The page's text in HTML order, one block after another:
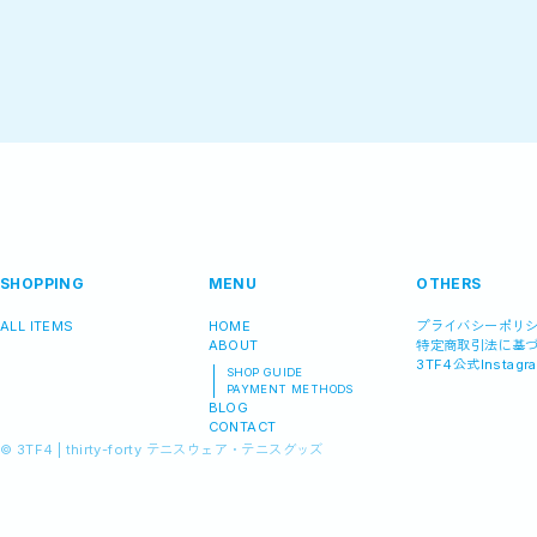
SHOPPING
ALL ITEMS
MENU
HOME
ABOUT
SHOP GUIDE
PAYMENT METHODS
BLOG
CONTACT
OTHERS
プライバシーポリ
特定商取引法に基
3TF4公式
©︎ 3TF4 | thirty-forty テニスウェア・テニスグッズ